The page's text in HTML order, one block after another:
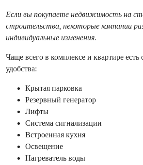
Если вы покупаете недвижимость на
строительства, некоторые компании
индивидуальные изменения.
Чаще всего в комплексе и квартире
удобства:
Крытая парковка
Резервный генератор
Лифты
Система сигнализации
Встроенная кухня
Освещение
Нагреватель воды